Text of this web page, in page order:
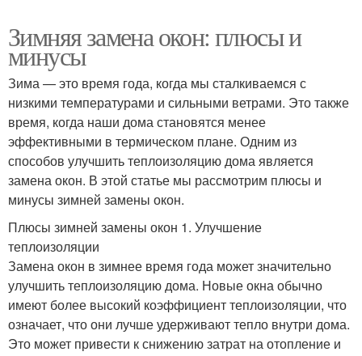
Зимняя замена окон: плюсы и
минусы
Зима — это время года, когда мы сталкиваемся с
низкими температурами и сильными ветрами. Это также
время, когда наши дома становятся менее
эффективными в термическом плане. Одним из
способов улучшить теплоизоляцию дома является
замена окон. В этой статье мы рассмотрим плюсы и
минусы зимней замены окон.
Плюсы зимней замены окон 1. Улучшение
теплоизоляции
Замена окон в зимнее время года может значительно
улучшить теплоизоляцию дома. Новые окна обычно
имеют более высокий коэффициент теплоизоляции, что
означает, что они лучше удерживают тепло внутри дома.
Это может привести к снижению затрат на отопление и